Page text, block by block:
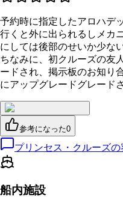
予約時に指定したアロハデ
行くと外に出られるしメカ
にしては後部のせいか少な
ちなみに、初クルーズの友
ードされ、掲示板のお知り
にアップグレードグレード
参考になった0
プリンセス・クルーズの
船内施設